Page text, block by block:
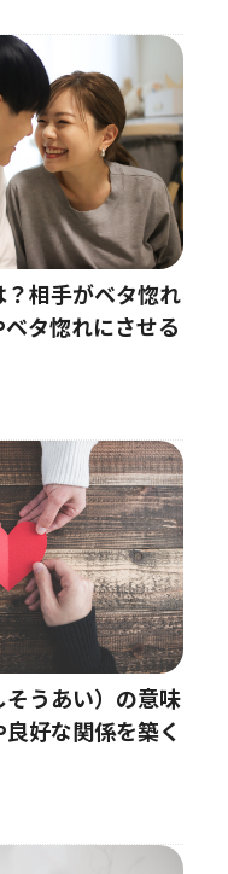
？相手がベタ惚れ
タ惚れにさせる
うあい）の意味
好な関係を築く